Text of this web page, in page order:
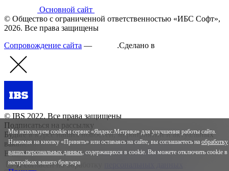
Основной сайт
© Общество с ограниченной ответственностью «ИБС Софт»,
2026. Все права защищены
Сопровождение сайта — .Сделано в
© IBS 2022. Все права защищены
Подписаться на рассылку
Будьте в курсе наших новостей, мероприятий и актуальных
вакансий.
E-mail*
Я согласен на обработку
Мы используем cookie и сервис «Яндекс.Метрика» для улучшения работы сайта.
Нажимая на кнопку «Принять» или оставаясь на сайте, вы соглашаетесь на обработку
ваших персональных данных, содержащихся в cookie. Вы можете отключить cookie в
настройках вашего браузера